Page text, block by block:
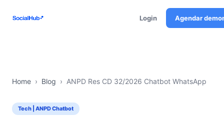
Login Agendar
Home › Blog › ANPD Res CD 32/2026 Chatbot WhatsApp
Tech | ANPD Chatbot